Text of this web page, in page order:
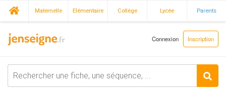
Maternelle Elémentaire Collège Lycée Parents
Connexion Inscription